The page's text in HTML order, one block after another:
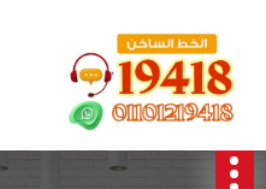
البوتاجازات، الثلاجات